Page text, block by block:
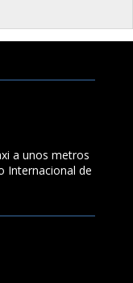
a unos metros
Internacional de